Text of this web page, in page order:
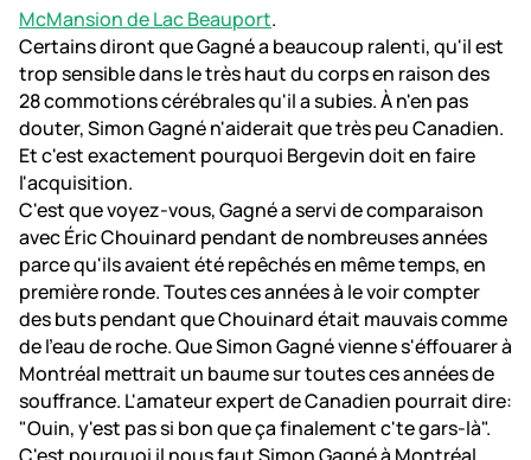
McMansion de Lac Beauport.
Certains diront que Gagné a beaucoup ralenti, qu'il est
trop sensible dans le très haut du corps en raison des
28 commotions cérébrales qu'il a subies. À n'en pas
douter, Simon Gagné n'aiderait que très peu Canadien.
Et c'est exactement pourquoi Bergevin doit en faire
l'acquisition.
C'est que voyez-vous, Gagné a servi de comparaison
avec Éric Chouinard pendant de nombreuses années
parce qu'ils avaient été repêchés en même temps, en
première ronde. Toutes ces années à le voir compter
des buts pendant que Chouinard était mauvais comme
de l'eau de roche. Que Simon Gagné vienne s'éffouarer à
Montréal mettrait un baume sur toutes ces années de
souffrance. L'amateur expert de Canadien pourrait dire:
"Ouin, y'est pas si bon que ça finalement c'te gars-là".